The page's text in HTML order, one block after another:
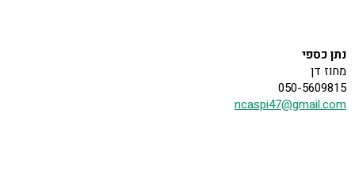
נתן כספי
מחוז דן
050-5609815
ncaspi47@gmail.com